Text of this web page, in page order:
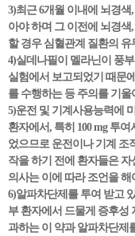
3)최근 6개월 이내에 뇌경
아야 하며 그 이전에 뇌경
할 경우 심혈관계 질환의
4)실데나필이 멜라닌이 풍
실험에서 보고되었기 때문
를 수행하는 등 주의를 기울
5)운전 및 기계사용능력에
환자에서, 특히 100 mg 투
었으므로 운전이나 기계 조
작을 하기 전에 환자들은
의사는 이에 따라 조언을 해
6)알파차단제를 투여 받고
부 환자에서 드물게 증후성
과하는 이 약과 알파차단제